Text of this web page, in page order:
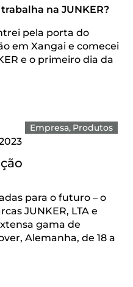
na JUNKER?
pela porta do
em Xangai e comecei
e o primeiro dia da
Empresa Produtos
para o futuro – o
JUNKER, LTA e
gama de
Alemanha, de 18 a